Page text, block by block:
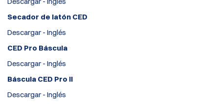
Secador de latón CED
Descargar - Inglés
CED Pro Báscula
Descargar - Inglés
Báscula CED Pro II
Descargar - Inglés